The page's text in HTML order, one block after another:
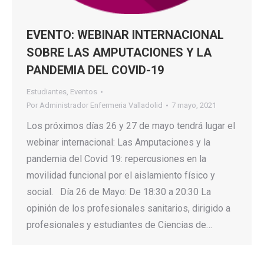
EVENTO: WEBINAR INTERNACIONAL
SOBRE LAS AMPUTACIONES Y LA
PANDEMIA DEL COVID-19
Estudiantes, Eventos
Por Administrador Enfermeria Valladolid 7 mayo, 2021
Los próximos días 26 y 27 de mayo tendrá lugar el
webinar internacional: Las Amputaciones y la
pandemia del Covid 19: repercusiones en la
movilidad funcional por el aislamiento físico y
social. Día 26 de Mayo: De 18:30 a 20:30 La
opinión de los profesionales sanitarios, dirigido a
profesionales y estudiantes de Ciencias de…